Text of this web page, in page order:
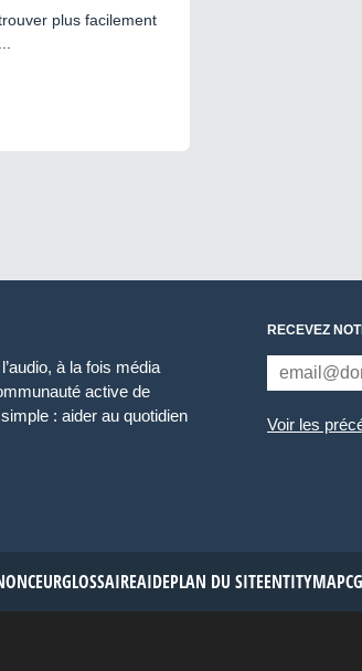
plus facilement
à la fois média
active de
: aider au quotidien
RECEVEZ
Voir les
GLOSSAIREAIDEPLAN DU SITEENTITYMAP